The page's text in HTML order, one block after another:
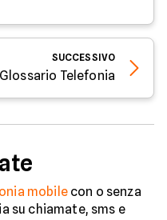
SUCCESSIVO
Telefonia
mobilecon o senza
su chiamate, sms e